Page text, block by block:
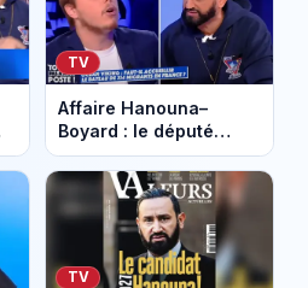
TV
Affaire Hanouna–
Boyard : le député
relaxé, la justice
relance le débat
TV